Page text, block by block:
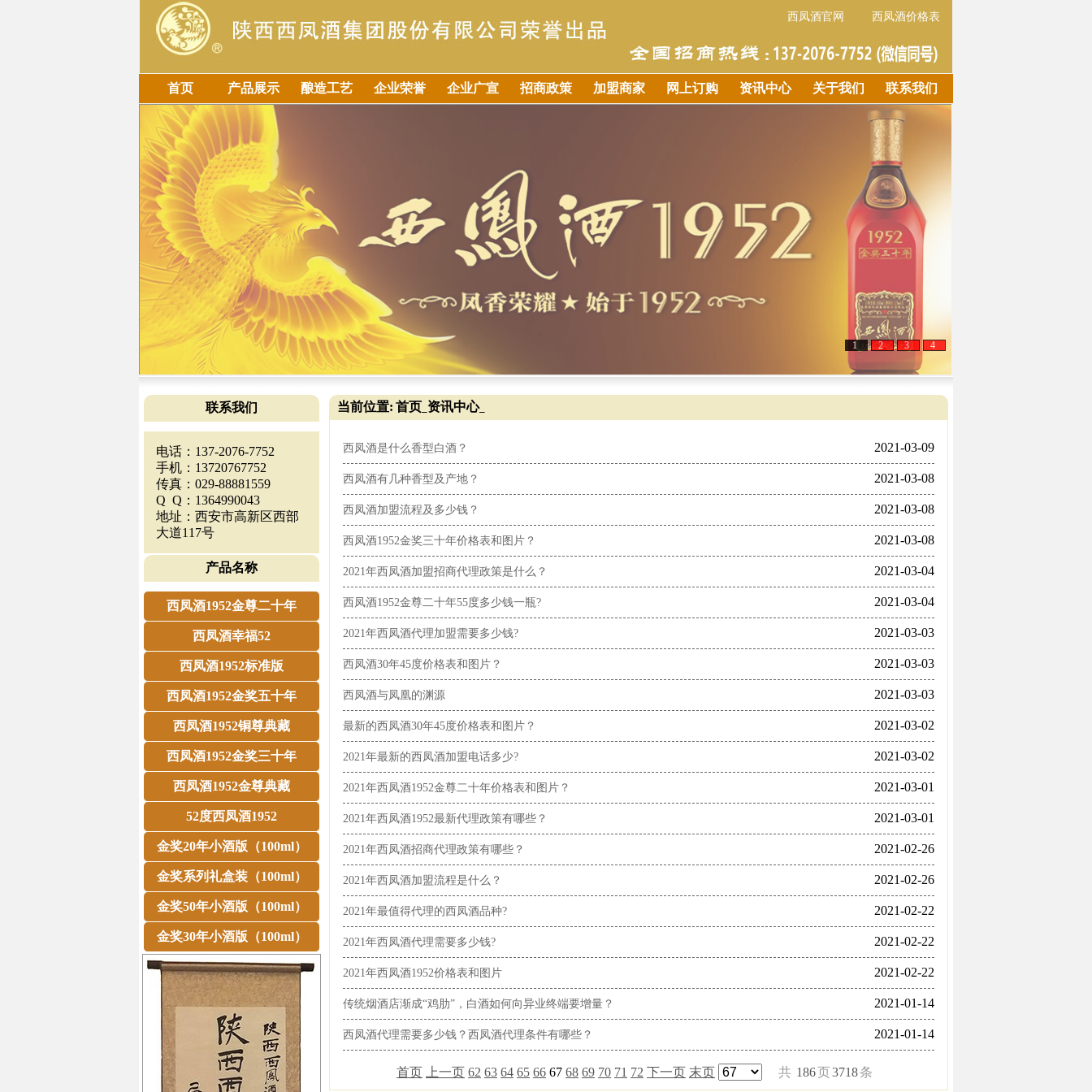
西凤酒官网 西凤酒价格表
首页 产品展示 酿造工艺 企业荣誉 企业广宣 招商政策 加盟商家 网上订购 资讯中心 关于我们 联系我们
1 2 3 4
联系我们
电话：137-2076-7752
手机：13720767752
传真：029-88881559
Q Q：1364990043
地址：西安市高新区西部
大道117号
产品名称
西凤酒1952金尊二十年
西凤酒幸福52
西凤酒1952标准版
西凤酒1952金奖五十年
西凤酒1952铜尊典藏
西凤酒1952金奖三十年
西凤酒1952金尊典藏
52度西凤酒1952
金奖20年小酒版（100ml）
金奖系列礼盒装（100ml）
金奖50年小酒版（100ml）
金奖30年小酒版（100ml）
当前位置: 首页 资讯中心_
西凤酒是什么香型白酒？ 2021-03-09
西凤酒有几种香型及产地？ 2021-03-08
西凤酒加盟流程及多少钱？ 2021-03-08
西凤酒1952金奖三十年价格表和图片？ 2021-03-08
2021年西凤酒加盟招商代理政策是什么？ 2021-03-04
西凤酒1952金尊二十年55度多少钱一瓶? 2021-03-04
2021年西凤酒代理加盟需要多少钱? 2021-03-03
西凤酒30年45度价格表和图片？ 2021-03-03
西凤酒与凤凰的渊源 2021-03-03
最新的西凤酒30年45度价格表和图片？ 2021-03-02
2021年最新的西凤酒加盟电话多少? 2021-03-02
2021年西凤酒1952金尊二十年价格表和图片？ 2021-03-01
2021年西凤酒1952最新代理政策有哪些？ 2021-03-01
2021年西凤酒招商代理政策有哪些？ 2021-02-26
2021年西凤酒加盟流程是什么？ 2021-02-26
2021年最值得代理的西凤酒品种? 2021-02-22
2021年西凤酒代理需要多少钱? 2021-02-22
2021年西凤酒1952价格表和图片 2021-02-22
传统烟酒店渐成“鸡肋”，白酒如何向异业终端要增量？ 2021-01-14
西凤酒代理需要多少钱？西凤酒代理条件有哪些？ 2021-01-14
首页 上一页 62 63 64 65 66 67 68 69 70 71 72 下一页 末页 共 186页3718条